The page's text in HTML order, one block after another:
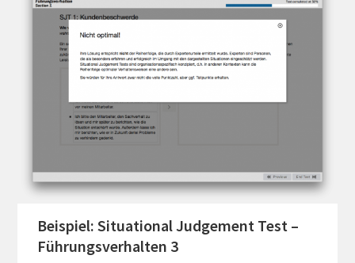
Beispiel: Situational Judgement Test –
Führungsverhalten 3